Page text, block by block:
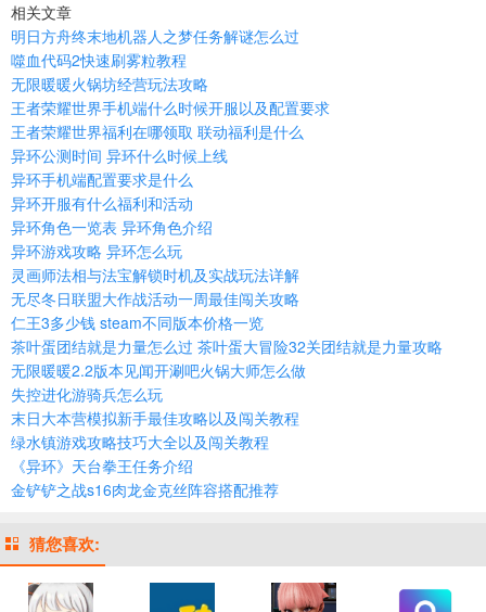
相关文章
明日方舟终末地机器人之梦任务解谜怎么过
噬血代码2快速刷雾粒教程
无限暖暖火锅坊经营玩法攻略
王者荣耀世界手机端什么时候开服以及配置要求
王者荣耀世界福利在哪领取 联动福利是什么
异环公测时间 异环什么时候上线
异环手机端配置要求是什么
异环开服有什么福利和活动
异环角色一览表 异环角色介绍
异环游戏攻略 异环怎么玩
灵画师法相与法宝解锁时机及实战玩法详解
无尽冬日联盟大作战活动一周最佳闯关攻略
仁王3多少钱 steam不同版本价格一览
茶叶蛋团结就是力量怎么过 茶叶蛋大冒险32关团结就是力量攻略
无限暖暖2.2版本见闻开涮吧火锅大师怎么做
失控进化游骑兵怎么玩
末日大本营模拟新手最佳攻略以及闯关教程
绿水镇游戏攻略技巧大全以及闯关教程
《异环》天台拳王任务介绍
金铲铲之战s16肉龙金克丝阵容搭配推荐
猜您喜欢: